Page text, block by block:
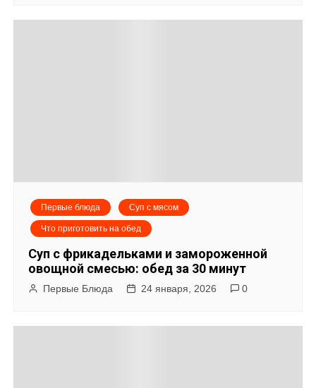
Первые блюда Суп с мясом
Что приготовить на обед
Суп с фрикадельками и замороженной
овощной смесью: обед за 30 минут
Первые Блюда 24 января, 2026 0